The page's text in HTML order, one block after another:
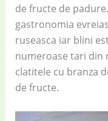
de fructe de
gastronomia
ruseasca iar blini
numeroase tari din
clatitele cu branza
de fructe.